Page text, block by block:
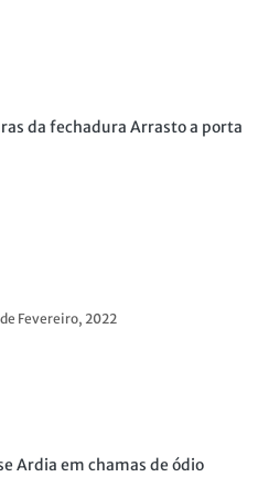
da fechadura Arrasto a porta
de Fevereiro, 2022
Ardia em chamas de ódio